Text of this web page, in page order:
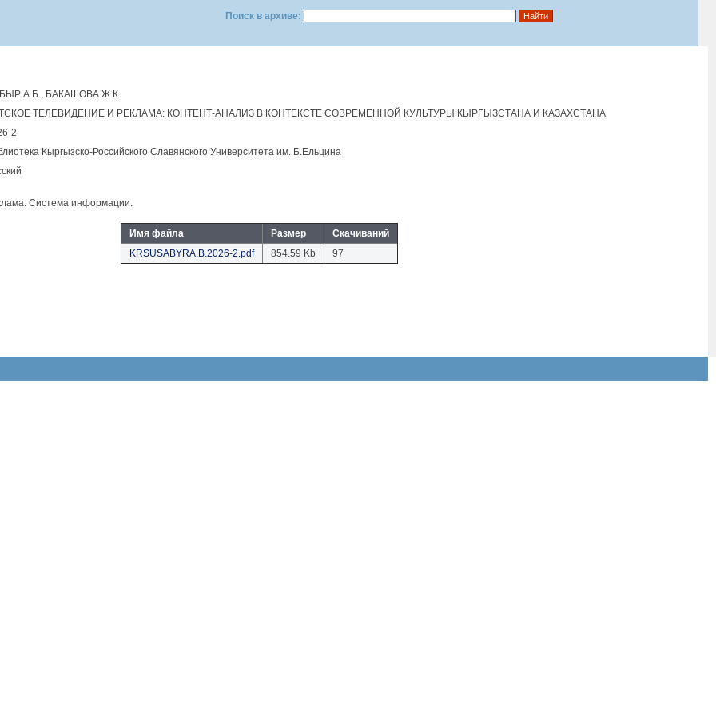
Поиск в архиве:
А.Б., БАКАШОВА Ж.К.
ТЕЛЕВИДЕНИЕ И РЕКЛАМА: КОНТЕНТ-АНАЛИЗ В КОНТЕКСТЕ СОВРЕМЕННОЙ КУЛЬТУРЫ КЫРГЫЗСТАНА И КАЗАХСТАНА
2
Кыргызско-Российского Славянского Университета им. Б.Eльцина
Система информации.
Имя файла Размер
Скачиваний
KRSUSABYRA.B.2026-2.pdf
854.59 Kb 97